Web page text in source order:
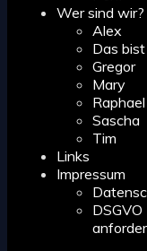
Wer sind wir?
Alex
Das
Gregor
Mary
Raphael
Sascha
Tim
Links
Impressum